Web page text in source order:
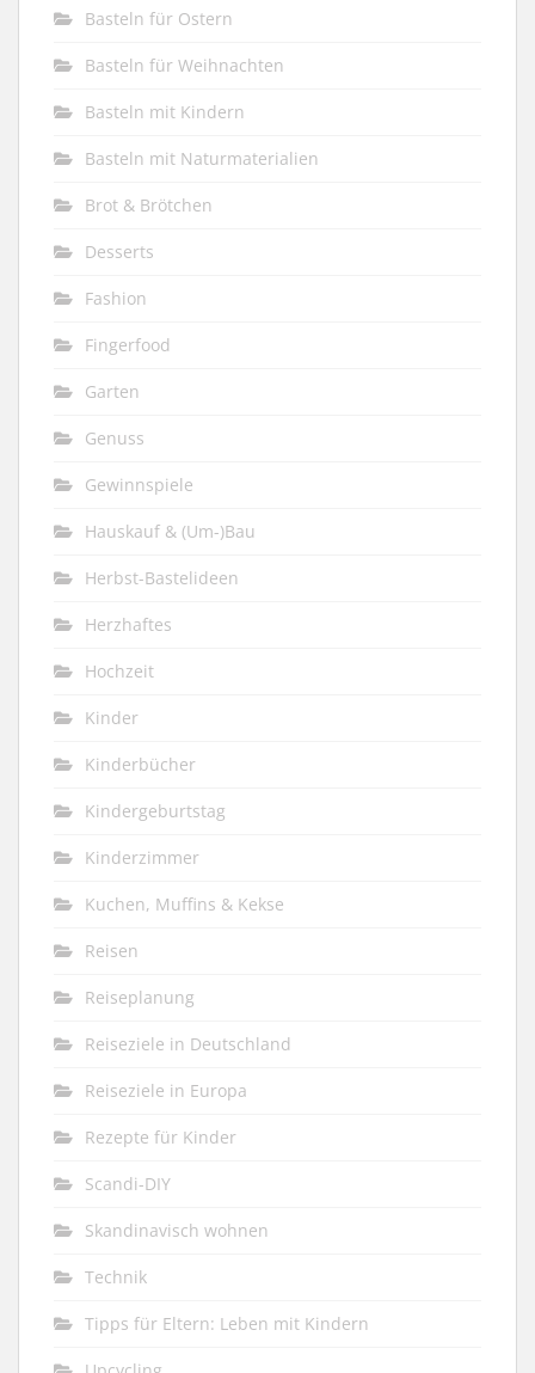
Basteln für Ostern
Basteln für Weihnachten
Basteln mit Kindern
Basteln mit Naturmaterialien
Brot & Brötchen
Desserts
Fashion
Fingerfood
Garten
Genuss
Gewinnspiele
Hauskauf & (Um-)Bau
Herbst-Bastelideen
Herzhaftes
Hochzeit
Kinder
Kinderbücher
Kindergeburtstag
Kinderzimmer
Kuchen, Muffins & Kekse
Reisen
Reiseplanung
Reiseziele in Deutschland
Reiseziele in Europa
Rezepte für Kinder
Scandi-DIY
Skandinavisch wohnen
Technik
Tipps für Eltern: Leben mit Kindern